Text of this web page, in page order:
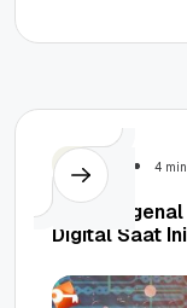
untuk sistem...
Website 4
Yuk
Digital Saat Ini